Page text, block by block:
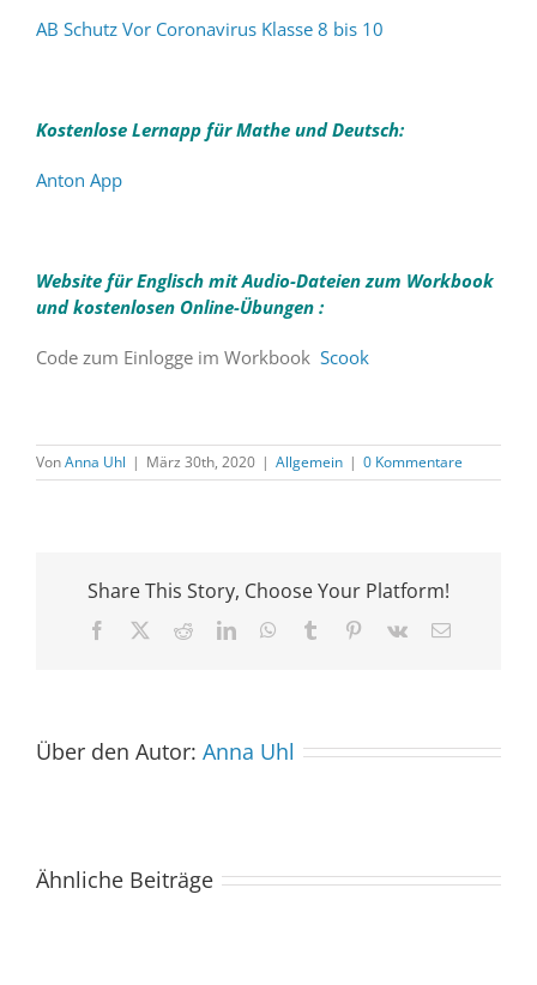
AB Schutz Vor Coronavirus Klasse 8 bis 10
Kostenlose Lernapp für Mathe und Deutsch:
Anton App
Website für Englisch mit Audio-Dateien zum Workbook
und kostenlosen Online-Übungen :
Code zum Einlogge im Workbook Scook
VonAnna Uhl | März 30th, 2020 | Allgemein | 0 Kommentare
Share This Story, Choose Your Platform!
Facebook RedditLinkedInWhatsApp
Tumblr Pinterest
Vk
E-
Über den Autor: Anna Uhl
Ähnliche Beiträge